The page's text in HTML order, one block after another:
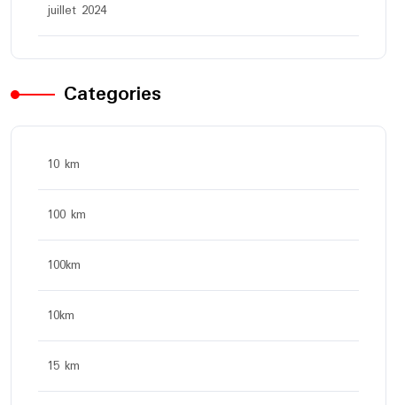
juillet 2024
Categories
10 km
100 km
100km
10km
15 km